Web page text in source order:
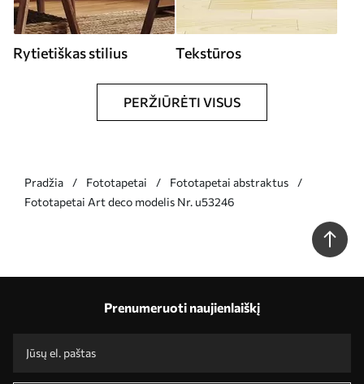
Rytietiškas stilius Tekstūros
PERŽIŪRĖTI VISUS
Pradžia Fototapetai
Fototapetai abstraktus
Fototapetai Art deco modelis Nr. u53246
Prenumeruoti naujienlaiškį